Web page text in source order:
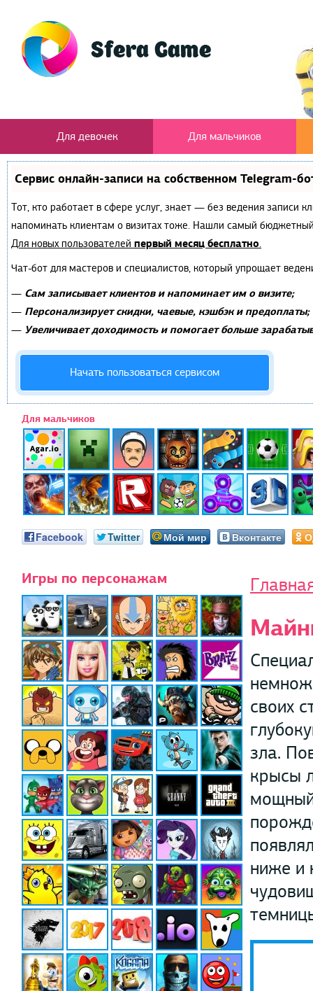
Для девочек Для мальчиков
Сервис онлайн-записи на собственном Telegram-
Тот, кто работает в сфере услуг, знает — без ведения записи
напоминать клиентам о визитах тоже. Нашли самый
Для новых пользователей первый месяц бесплатно.
Чат-бот для мастеров и специалистов, который упрощает
— Сам записывает клиентов и напоминает им о визите;
— Персонализирует скидки, чаевые, кэшбэк и предоплаты;
— Увеличивает доходимость и помогает больше
Начать пользоваться сервисом
Для мальчиков
Facebook Twitter Мой мир Вконтакте
Игры по персонажам
своих
зла.
крысы
мощный
ниже и